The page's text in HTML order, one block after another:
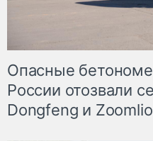
Опасные
России отозвали
Dongfeng и